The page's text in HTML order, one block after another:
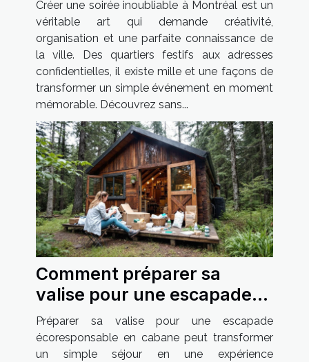
Créer une soirée inoubliable à Montréal est un
véritable art qui demande créativité,
organisation et une parfaite connaissance de
la ville. Des quartiers festifs aux adresses
confidentielles, il existe mille et une façons de
transformer un simple événement en moment
mémorable. Découvrez sans...
Comment préparer sa
valise pour une escapade
écoresponsable en cabane
?
Préparer sa valise pour une escapade
écoresponsable en cabane peut transformer
un simple séjour en une expérience